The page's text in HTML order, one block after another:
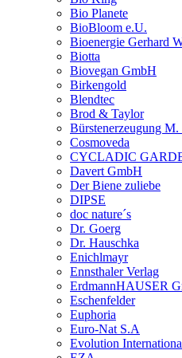
Bio Planete
BioBloom e.U.
Bioenergie Gerhard
Biotta
Biovegan GmbH
Birkengold
Blendtec
Brod & Taylor
Bürstenerzeugung
Cosmoveda
CYCLADIC
Davert GmbH
Der Biene zuliebe
DIPSE
doc nature´s
Dr. Goerg
Dr. Hauschka
Enichlmayr
Ennsthaler Verlag
ErdmannHAUSER
Eschenfelder
Euphoria
Euro-Nat S.A
Evolution